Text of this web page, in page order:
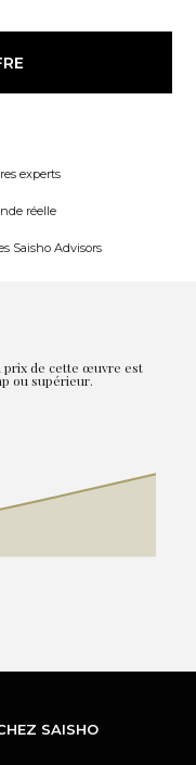
experts
réelle
Saisho Advisors
prix de cette œuvre est
ou supérieur.
SAISHO